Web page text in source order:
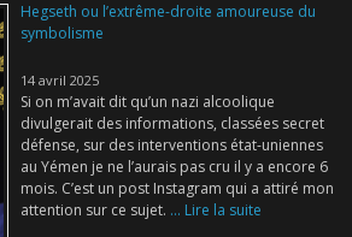
Hegseth ou l’extrême-droite amoureuse du
symbolisme
14 avril 2025
Si on m’avait dit qu’un nazi alcoolique
divulgerait des informations, classées secret
défense, sur des interventions état-uniennes
au Yémen je ne l’aurais pas cru il y a encore 6
mois. C’est un post Instagram qui a attiré mon
attention sur ce sujet. ... Lire la suite